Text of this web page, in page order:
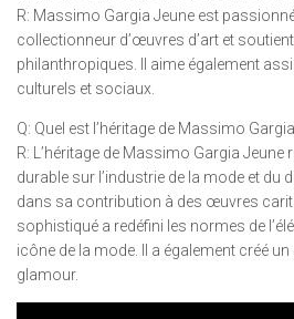
R: Massimo Gargia Jeune est
collectionneur d’œuvres d’art et
philanthropiques. Il aime également
culturels et sociaux.
Q: Quel est l’héritage de Massimo
R: L’héritage de Massimo Gargia
durable sur l’industrie de la mode et du
dans sa contribution à des œuvres
sophistiqué a redéfini les normes de
icône de la mode. Il a également créé
glamour.